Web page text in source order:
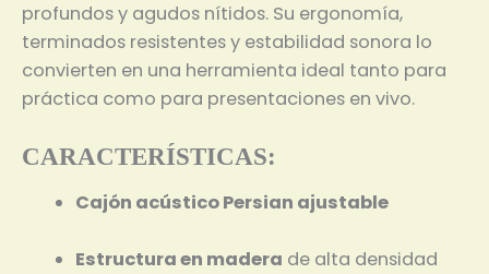
profundos y agudos nítidos. Su ergonomía,
terminados resistentes y estabilidad sonora lo
convierten en una herramienta ideal tanto para
práctica como para presentaciones en vivo.
CARACTERÍSTICAS:
Cajón acústico Persian ajustable
Estructura en madera de alta densidad